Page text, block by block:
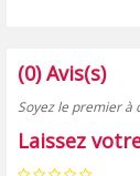
(0) Avis(s)
Soyez le premier à
Laissez